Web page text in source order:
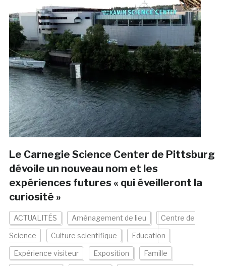
Le Carnegie Science Center de Pittsburg
dévoile un nouveau nom et les
expériences futures « qui éveilleront la
curiosité »
ACTUALITÉS Aménagement de lieu Centre de
Science Culture scientifique Education
Expérience visiteur Exposition Famille